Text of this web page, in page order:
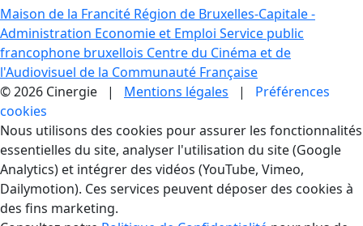
Maison de la Francité Région de Bruxelles-Capitale -
Administration Economie et Emploi Service public
francophone bruxellois Centre du Cinéma et de
l'Audiovisuel de la Communauté Française
© 2026 Cinergie | Mentions légales | Préférences
cookies
Gestion des Cookies
Nous utilisons des cookies pour assurer les fonctionnalités
essentielles du site, analyser l'utilisation du site (Google
Analytics) et intégrer des vidéos (YouTube, Vimeo,
Dailymotion). Ces services peuvent déposer des cookies à
des fins marketing.